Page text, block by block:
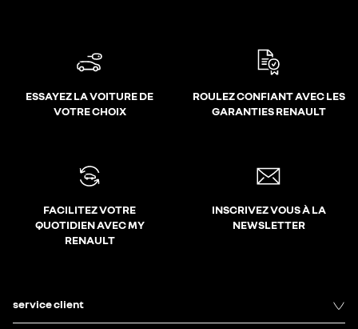
ESSAYEZ LA VOITURE DE
VOTRE CHOIX
ROULEZ CONFIANT AVEC LES
GARANTIES RENAULT
FACILITEZ VOTRE
QUOTIDIEN AVEC MY
RENAULT
INSCRIVEZ VOUS À LA
NEWSLETTER
service client